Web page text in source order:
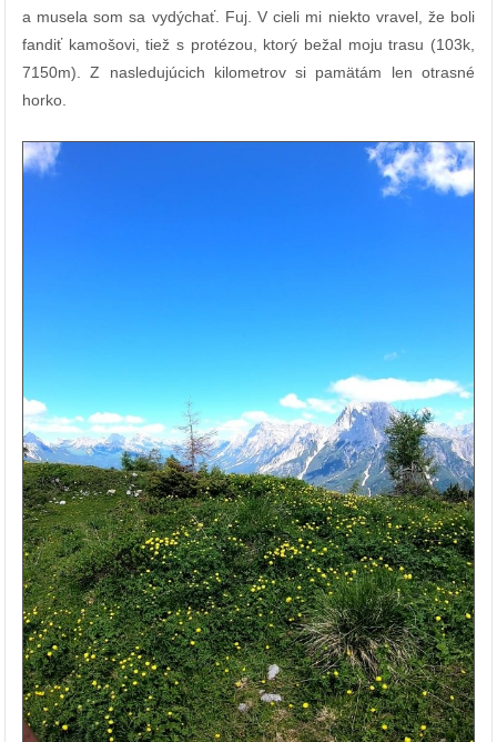
a musela som sa vydýchať. Fuj. V cieli mi niekto vravel, že boli
fandiť kamošovi, tiež s protézou, ktorý bežal moju trasu (103k,
7150m). Z nasledujúcich kilometrov si pamätám len otrasné
horko.